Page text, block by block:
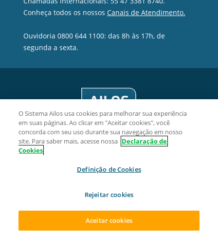
Conheça todos os nossos Canais de Atendimento.
Ouvidoria 0800 644 1100: das 8h às 17h, de
segunda a sexta.
Crevisc Cooperativa de Crédito - CNPJ 10.143.743/0001-74
2026 Sistema Ailos. Todos os direitos reservados.
O Sistema Ailos usa cookies para melhorar sua experiência
em suas páginas. Ao clicar em "Aceitar cookies", você
concorda com seu uso durante sua navegação em nosso
site. Para saber mais, acesse nossa Declaração de
Cookies
Definição de Cookies
Rejeitar cookies
Aceitar cookies